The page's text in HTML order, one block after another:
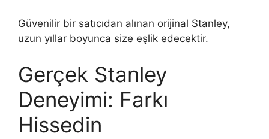
Güvenilir bir satıcıdan alınan orijinal Stanley,
uzun yıllar boyunca size eşlik edecektir.
Gerçek Stanley
Deneyimi: Farkı
Hissedin